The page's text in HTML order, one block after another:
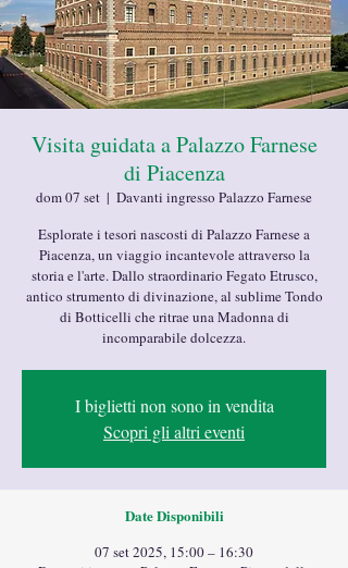
Visita guidata a Palazzo Farnese
di Piacenza
dom 07 set
  |
Davanti ingresso Palazzo Farnese
Esplorate i tesori nascosti di Palazzo Farnese a
Piacenza, un viaggio incantevole attraverso la
storia e l'arte. Dallo straordinario Fegato Etrusco,
antico strumento di divinazione, al sublime Tondo
di Botticelli che ritrae una Madonna di
incomparabile dolcezza.
I biglietti non sono in vendita
Scopri gli altri eventi
Date Disponibili
07 set 2025, 15:00 – 16:30